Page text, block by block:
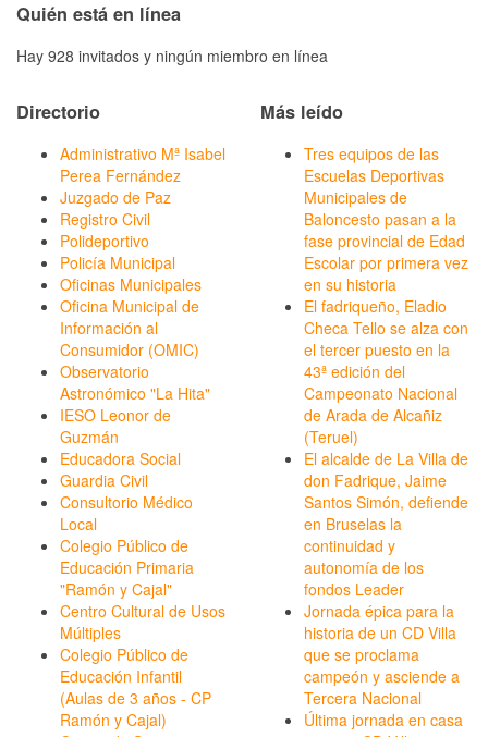
Quién está en línea
Hay 928 invitados y ningún miembro en línea
Directorio
Administrativo Mª Isabel
Perea Fernández
Juzgado de Paz
Registro Civil
Polideportivo
Policía Municipal
Oficinas Municipales
Oficina Municipal de
Información al
Consumidor (OMIC)
Observatorio
Astronómico "La Hita"
IESO Leonor de
Guzmán
Educadora Social
Guardia Civil
Consultorio Médico
Local
Colegio Público de
Educación Primaria
"Ramón y Cajal"
Centro Cultural de Usos
Múltiples
Colegio Público de
Educación Infantil
(Aulas de 3 años - CP
Ramón y Cajal)
Más leído
Tres equipos de las
Escuelas Deportivas
Municipales de
Baloncesto pasan a la
fase provincial de Edad
Escolar por primera vez
en su historia
El fadriqueño, Eladio
Checa Tello se alza con
el tercer puesto en la
43ª edición del
Campeonato Nacional
de Arada de Alcañiz
(Teruel)
El alcalde de La Villa de
don Fadrique, Jaime
Santos Simón, defiende
en Bruselas la
continuidad y
autonomía de los
fondos Leader
Jornada épica para la
historia de un CD Villa
que se proclama
campeón y asciende a
Tercera Nacional
Última jornada en casa